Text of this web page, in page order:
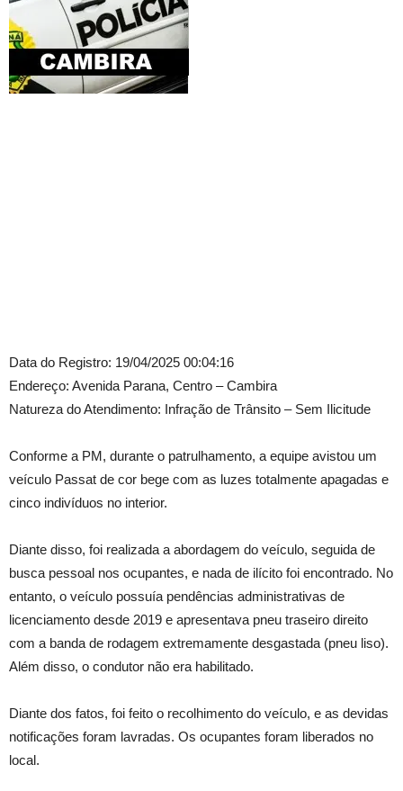
Data do Registro: 19/04/2025 00:04:16
Endereço: Avenida Parana, Centro – Cambira
Natureza do Atendimento: Infração de Trânsito – Sem Ilicitude
Conforme a PM, durante o patrulhamento, a equipe avistou um
veículo Passat de cor bege com as luzes totalmente apagadas e
cinco indivíduos no interior.
Diante disso, foi realizada a abordagem do veículo, seguida de
busca pessoal nos ocupantes, e nada de ilícito foi encontrado. No
entanto, o veículo possuía pendências administrativas de
licenciamento desde 2019 e apresentava pneu traseiro direito
com a banda de rodagem extremamente desgastada (pneu liso).
Além disso, o condutor não era habilitado.
Diante dos fatos, foi feito o recolhimento do veículo, e as devidas
notificações foram lavradas. Os ocupantes foram liberados no
local.